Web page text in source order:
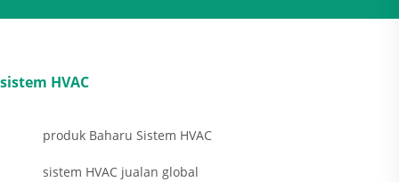
sistem HVAC
produk Baharu Sistem HVAC
sistem HVAC jualan global